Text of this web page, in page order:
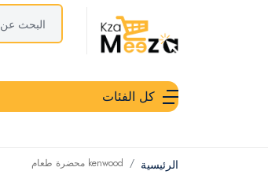
كل الفئات
الرئيسية kenwood محضرة طعام